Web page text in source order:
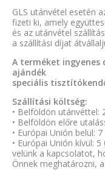
GLS utánvétel esetén
fizeti ki, amely
és az utánvétel
a szállítási díjat
A terméket ingyenes
ajándék
speciális
Szállítási költség:
• Belföldön utánvéttel:
• Belföldön előre
• Európai Unión belül:
• Európai Unión kívül:
velünk a kapcsolatot,
Önnek meghatározni,